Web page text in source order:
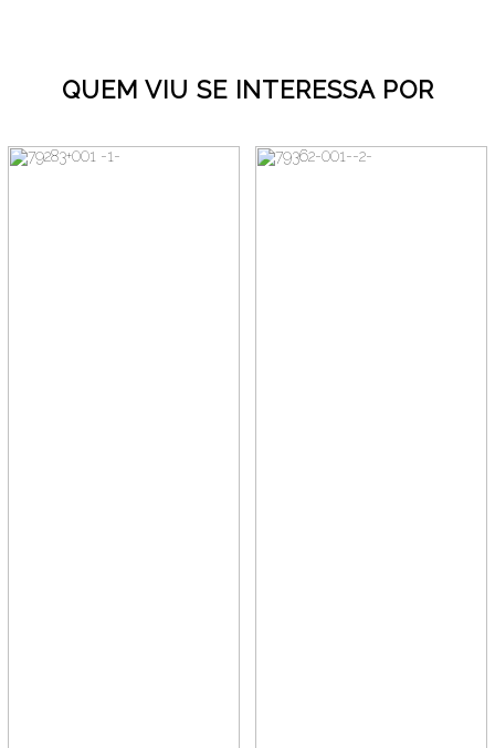
QUEM VIU SE INTERESSA POR